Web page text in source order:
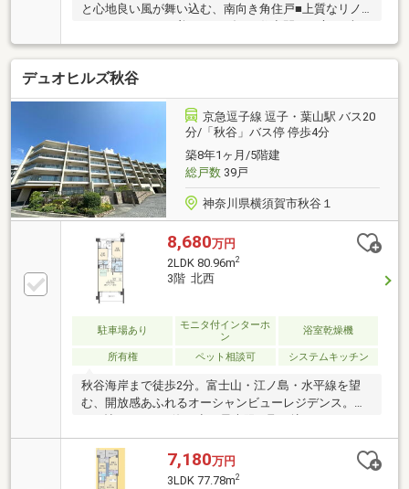
と心地良い風が舞い込む、南向き角住戸■上質なリノ
ベーションにより美しくモダンな住空間に！心はずむ
快適な暮らしをスタート■各居室5帖以上のゆとり、
WICなどたっぷりと収納を確保したくつろぎのプライ
ベートルームです■スタイリッシュで機能的なアイラ
ンドキッチンを採用、一体感のあるLDKは約18帖の大
空間■大切なペットとの暮らしを叶えれらます（細則
有）■豊かな緑に彩られた健やかなロケーション、小
学校や幼稚園が徒歩5分の安心環境ご見学のご希望、
資料請求、ご質問などなど、お気軽にまずはお問い合
わせください♪【フリーダイヤル： 0120-821-
930 】
デュオヒルズ秋谷
京急逗子線 逗子・葉山駅 バス20
分/「秋谷」バス停 停歩4分
築8年1ヶ月/5階建
総戸数39戸
神奈川県横須賀市秋谷１
8,680万円
2LDK 80.96m2
3階 北西
駐車場あり
モニタ付インターホ
ン
浴室乾燥機
所有権 ペット相談可 システムキッチン
秋谷海岸まで徒歩2分。富士山・江ノ島・水平線を望
む、開放感あふれるオーシャンビューレジデンス。約
22.6帖のLDKは、海と空を最大限に取り込むワイドス
パン設計。大きな開口部の先には、時間によって表情
を変える湘南の景色が広がります。朝は穏やかな海を
眺めながらコーヒーを。夕暮れには富士山を染めるサ
7,180万円
3LDK 77.78m2